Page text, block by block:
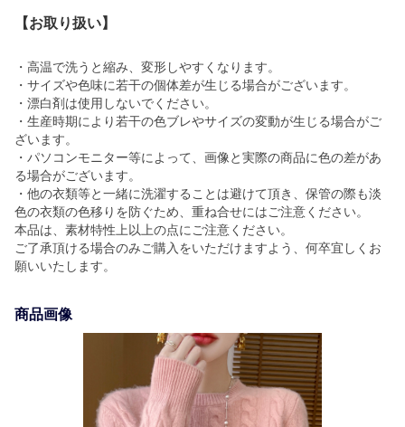
【お取り扱い】
・高温で洗うと縮み、変形しやすくなります。
・サイズや色味に若干の個体差が生じる場合がございます。
・漂白剤は使用しないでください。
・生産時期により若干の色ブレやサイズの変動が生じる場合がご
ざいます。
・パソコンモニター等によって、画像と実際の商品に色の差があ
る場合がございます。
・他の衣類等と一緒に洗濯することは避けて頂き、保管の際も淡
色の衣類の色移りを防ぐため、重ね合せにはご注意ください。
本品は、素材特性上以上の点にご注意ください。
ご了承頂ける場合のみご購入をいただけますよう、何卒宜しくお
願いいたします。
商品画像